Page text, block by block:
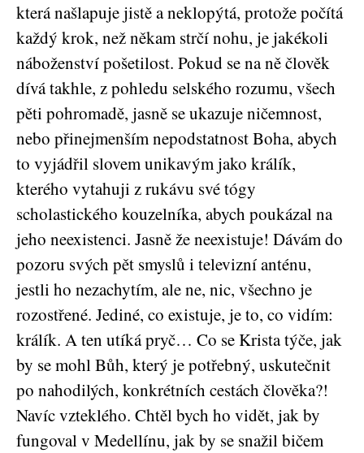
která našlapuje jistě a neklopýtá, protože počítá
každý krok, než někam strčí nohu, je jakékoli
náboženství pošetilost. Pokud se na ně člověk
dívá takhle, z pohledu selského rozumu, všech
pěti pohromadě, jasně se ukazuje ničemnost,
nebo přinejmenším nepodstatnost Boha, abych
to vyjádřil slovem unikavým jako králík,
kterého vytahuji z rukávu své tógy
scholastického kouzelníka, abych poukázal na
jeho neexistenci. Jasně že neexistuje! Dávám do
pozoru svých pět smyslů i televizní anténu,
jestli ho nezachytím, ale ne, nic, všechno je
rozostřené. Jediné, co existuje, je to, co vidím:
králík. A ten utíká pryč… Co se Krista týče, jak
by se mohl Bůh, který je potřebný, uskutečnit
po nahodilých, konkrétních cestách člověka?!
Navíc vzteklého. Chtěl bych ho vidět, jak by
fungoval v Medellínu, jak by se snažil bičem